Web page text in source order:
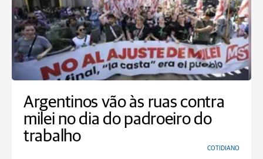
Argentinos vão às ruas contra
milei no dia do padroeiro do
trabalho
COTIDIANO